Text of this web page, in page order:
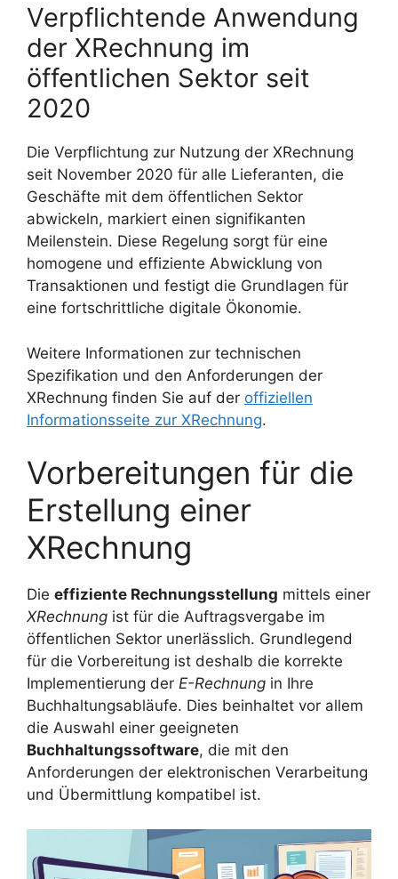
Verpflichtende Anwendung
der XRechnung im
öffentlichen Sektor seit
2020
Die Verpflichtung zur Nutzung der XRechnung
seit November 2020 für alle Lieferanten, die
Geschäfte mit dem öffentlichen Sektor
abwickeln, markiert einen signifikanten
Meilenstein. Diese Regelung sorgt für eine
homogene und effiziente Abwicklung von
Transaktionen und festigt die Grundlagen für
eine fortschrittliche digitale Ökonomie.
Weitere Informationen zur technischen
Spezifikation und den Anforderungen der
XRechnung finden Sie auf der offiziellen
Informationsseite zur XRechnung.
Vorbereitungen für die
Erstellung einer
XRechnung
Die effiziente Rechnungsstellung mittels einer
XRechnung ist für die Auftragsvergabe im
öffentlichen Sektor unerlässlich. Grundlegend
für die Vorbereitung ist deshalb die korrekte
Implementierung der E-Rechnung in Ihre
Buchhaltungsabläufe. Dies beinhaltet vor allem
die Auswahl einer geeigneten
Buchhaltungssoftware, die mit den
Anforderungen der elektronischen Verarbeitung
und Übermittlung kompatibel ist.